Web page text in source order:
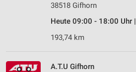
38518 Gifhorn
Heute 09:00 - 18:00 Uhr |
193,74 km
A.T.U Gifhorn